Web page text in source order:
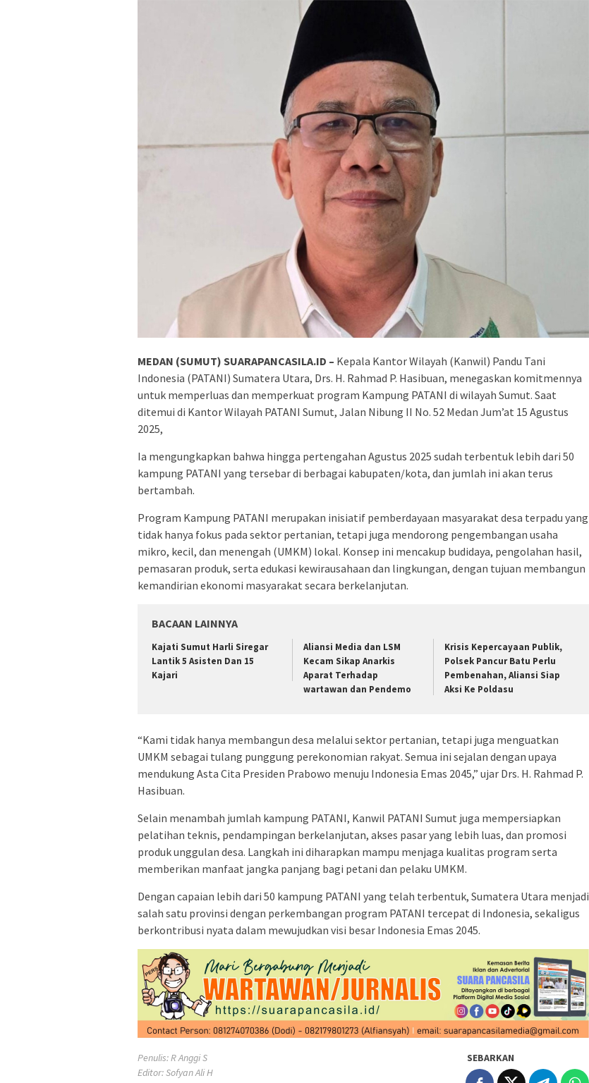
MEDAN (SUMUT) SUARAPANCASILA.ID – Kepala Kantor Wilayah (Kanwil) Pandu Tani
Indonesia (PATANI) Sumatera Utara, Drs. H. Rahmad P. Hasibuan, menegaskan komitmennya
untuk memperluas dan memperkuat program Kampung PATANI di wilayah Sumut. Saat
ditemui di Kantor Wilayah PATANI Sumut, Jalan Nibung II No. 52 Medan Jum’at 15 Agustus
2025,
Ia mengungkapkan bahwa hingga pertengahan Agustus 2025 sudah terbentuk lebih dari 50
kampung PATANI yang tersebar di berbagai kabupaten/kota, dan jumlah ini akan terus
bertambah.
Program Kampung PATANI merupakan inisiatif pemberdayaan masyarakat desa terpadu yang
tidak hanya fokus pada sektor pertanian, tetapi juga mendorong pengembangan usaha
mikro, kecil, dan menengah (UMKM) lokal. Konsep ini mencakup budidaya, pengolahan hasil,
pemasaran produk, serta edukasi kewirausahaan dan lingkungan, dengan tujuan membangun
kemandirian ekonomi masyarakat secara berkelanjutan.
BACAAN LAINNYA
Kajati Sumut Harli Siregar
Lantik 5 Asisten Dan 15
Kajari
Aliansi Media dan LSM
Kecam Sikap Anarkis
Aparat Terhadap
wartawan dan Pendemo
Krisis Kepercayaan Publik,
Polsek Pancur Batu Perlu
Pembenahan, Aliansi Siap
Aksi Ke Poldasu
“Kami tidak hanya membangun desa melalui sektor pertanian, tetapi juga menguatkan
UMKM sebagai tulang punggung perekonomian rakyat. Semua ini sejalan dengan upaya
mendukung Asta Cita Presiden Prabowo menuju Indonesia Emas 2045,” ujar Drs. H. Rahmad P.
Hasibuan.
Selain menambah jumlah kampung PATANI, Kanwil PATANI Sumut juga mempersiapkan
pelatihan teknis, pendampingan berkelanjutan, akses pasar yang lebih luas, dan promosi
produk unggulan desa. Langkah ini diharapkan mampu menjaga kualitas program serta
memberikan manfaat jangka panjang bagi petani dan pelaku UMKM.
Dengan capaian lebih dari 50 kampung PATANI yang telah terbentuk, Sumatera Utara menjadi
salah satu provinsi dengan perkembangan program PATANI tercepat di Indonesia, sekaligus
berkontribusi nyata dalam mewujudkan visi besar Indonesia Emas 2045.
Penulis: R Anggi S
Editor: Sofyan Ali H
SEBARKAN